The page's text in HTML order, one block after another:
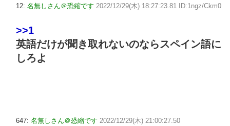
12: 名無しさん＠恐縮です 2022/12/29(木) 18:27:23.81 ID:1ngz/Ckm0
>>1
英語だけが聞き取れないのならスペイン語に
しろよ
647: 名無しさん＠恐縮です 2022/12/29(木) 21:00:27.50